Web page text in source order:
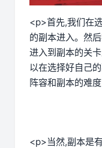
<p>首先,我们在
的副本进入。然
进入到副本的关
以在选择好自己
阵容和副本的难
<p>当然,副本是